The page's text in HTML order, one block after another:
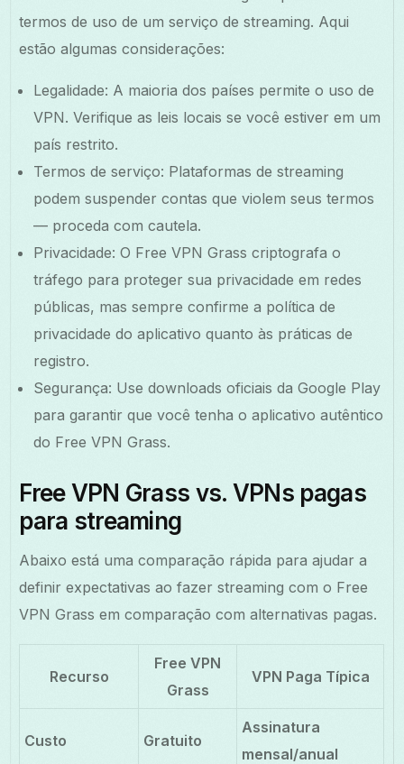
termos de uso de um serviço de streaming. Aqui
estão algumas considerações:
Legalidade: A maioria dos países permite o uso de
VPN. Verifique as leis locais se você estiver em um
país restrito.
Termos de serviço: Plataformas de streaming
podem suspender contas que violem seus termos
— proceda com cautela.
Privacidade: O Free VPN Grass criptografa o
tráfego para proteger sua privacidade em redes
públicas, mas sempre confirme a política de
privacidade do aplicativo quanto às práticas de
registro.
Segurança: Use downloads oficiais da Google Play
para garantir que você tenha o aplicativo autêntico
do Free VPN Grass.
Free VPN Grass vs. VPNs pagas
para streaming
Abaixo está uma comparação rápida para ajudar a
definir expectativas ao fazer streaming com o Free
VPN Grass em comparação com alternativas pagas.
Recurso
Free VPN
Grass
VPN Paga Típica
Custo Gratuito
Assinatura
mensal/anual